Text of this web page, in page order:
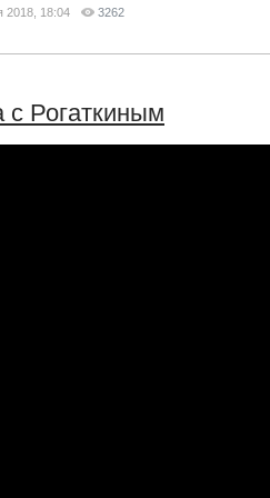
2018, 18:04 3262
с Рогаткиным